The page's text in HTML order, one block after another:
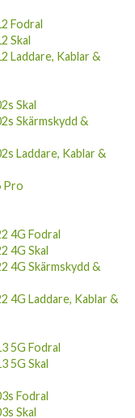
Fodral
Skal
Laddare, Kablar &
Skal
Skärmskydd &
Laddare, Kablar &
Pro
4G Fodral
4G Skal
4G Skärmskydd &
4G Laddare, Kablar &
5G Fodral
5G Skal
Fodral
Skal